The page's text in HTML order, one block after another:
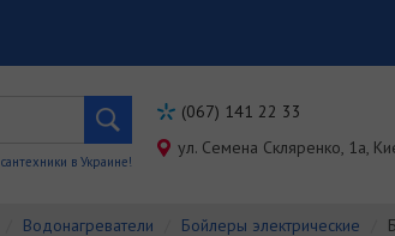
в Украине!
(067) 141 22 33
ул. Семена Скляренко, 1a,
Водонагреватели Бойлеры электрические